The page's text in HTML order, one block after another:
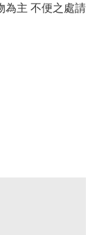
為主 不便之處請